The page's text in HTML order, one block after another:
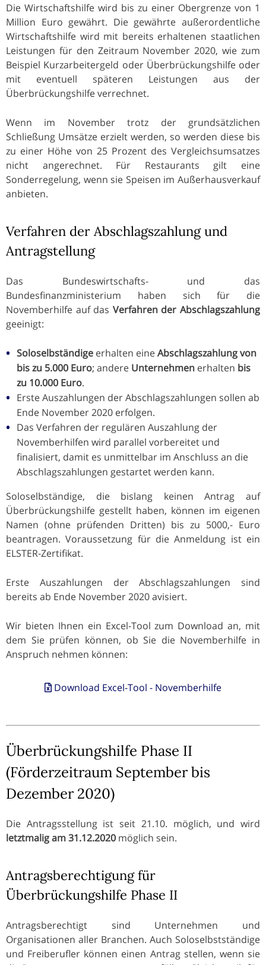
Die Wirtschaftshilfe wird bis zu einer Obergrenze von 1
Million Euro gewährt. Die gewährte außerordentliche
Wirtschaftshilfe wird mit bereits erhaltenen staatlichen
Leistungen für den Zeitraum November 2020, wie zum
Beispiel Kurzarbeitergeld oder Überbrückungshilfe oder
mit eventuell späteren Leistungen aus der
Überbrückungshilfe verrechnet.
Wenn im November trotz der grundsätzlichen
Schließung Umsätze erzielt werden, so werden diese bis
zu einer Höhe von 25 Prozent des Vergleichsumsatzes
nicht angerechnet. Für Restaurants gilt eine
Sonderregelung, wenn sie Speisen im Außerhausverkauf
anbieten.
Verfahren der Abschlagszahlung und
Antragstellung
Das Bundeswirtschafts- und das
Bundesfinanzministerium haben sich für die
Novemberhilfe auf das Verfahren der Abschlagszahlung
geeinigt:
Soloselbständige erhalten eineAbschlagszahlung von
bis zu 5.000 Euro; andere Unternehmen erhalten bis
zu 10.000 Euro.
Erste Auszahlungen der Abschlagszahlungen sollen ab
Ende November 2020 erfolgen.
Das Verfahren der regulären Auszahlung der
Novemberhilfen wird parallel vorbereitet und
finalisiert, damit es unmittelbar im Anschluss an die
Abschlagszahlungen gestartet werden kann.
Soloselbständige, die bislang keinen Antrag auf
Überbrückungshilfe gestellt haben, können im eigenen
Namen (ohne prüfenden Dritten) bis zu 5000,- Euro
beantragen. Voraussetzung für die Anmeldung ist ein
ELSTER-Zertifikat.
Erste Auszahlungen der Abschlagszahlungen sind
bereits ab Ende November 2020 avisiert.
Wir bieten Ihnen ein Excel-Tool zum Download an, mit
dem Sie prüfen können, ob Sie die Novemberhilfe in
Anspruch nehmen können:
Download Excel-Tool - Novemberhilfe
Überbrückungshilfe Phase II
(Förderzeitraum September bis
Dezember 2020)
Die Antragsstellung ist seit 21.10. möglich, und wird
letztmalig am 31.12.2020 möglich sein.
Antragsberechtigung für
Überbrückungshilfe Phase II
Antragsberechtigt sind Unternehmen und
Organisationen aller Branchen. Auch Soloselbstständige
und Freiberufler können einen Antrag stellen, wenn sie